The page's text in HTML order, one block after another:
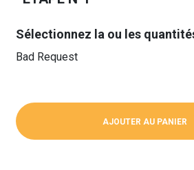
Sélectionnez la ou les
Bad Request
AJOUTER AU PANIER